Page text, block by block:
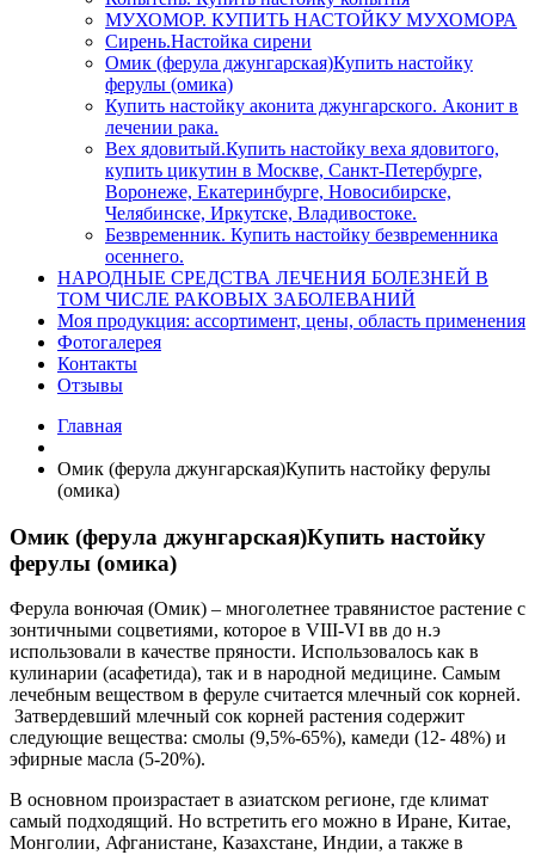
МУХОМОР. КУПИТЬ НАСТОЙКУ МУХОМОРА
Сирень.Настойка сирени
Омик (ферула джунгарская)Купить настойку
ферулы (омика)
Купить настойку аконита джунгарского. Аконит в
лечении рака.
Вех ядовитый.Купить настойку веха ядовитого,
купить цикутин в Москве, Санкт-Петербурге,
Воронеже, Екатеринбурге, Новосибирске,
Челябинске, Иркутске, Владивостоке.
Безвременник. Купить настойку безвременника
осеннего.
НАРОДНЫЕ СРЕДСТВА ЛЕЧЕНИЯ БОЛЕЗНЕЙ В
ТОМ ЧИСЛЕ РАКОВЫХ ЗАБОЛЕВАНИЙ
Моя продукция: ассортимент, цены, область применения
Фотогалерея
Контакты
Отзывы
Главная
Омик (ферула джунгарская)Купить настойку ферулы
(омика)
Омик (ферула джунгарская)Купить настойку
ферулы (омика)
Ферула вонючая (Омик) – многолетнее травянистое растение с
зонтичными соцветиями, которое в VIII-VI вв до н.э
использовали в качестве пряности. Использовалось как в
кулинарии (асафетида), так и в народной медицине. Самым
лечебным веществом в феруле считается млечный сок корней.
Затвердевший млечный сок корней растения содержит
следующие вещества: смолы (9,5%-65%), камеди (12- 48%) и
эфирные масла (5-20%).
В основном произрастает в азиатском регионе, где климат
самый подходящий. Но встретить его можно в Иране, Китае,
Монголии, Афганистане, Казахстане, Индии, а также в